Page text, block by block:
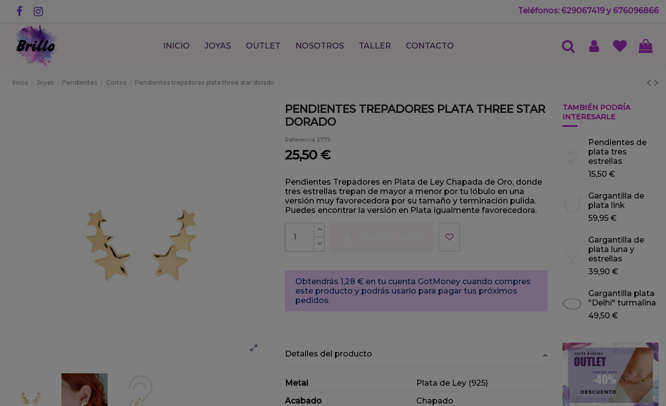
Teléfonos: 629067419 y 676096866
INICIO JOYAS OUTLET NOSOTROS TALLER CONTACTO
Inicio Joyas Pendientes Cortos Pendientes trepadores plata three star dorado
PENDIENTES TREPADORES PLATA THREE STAR
DORADO
Referencia 2773
25,50 €
Pendientes Trepadores en Plata de Ley Chapada de Oro, donde
tres estrellas trepan de mayor a menor por tu lóbulo en una
versión muy favorecedora por su tamaño y terminación pulida.
Puedes encontrar la versión en Plata igualmente favorecedora.
Obtendrás 1,28 € en tu cuenta GotMoney cuando compres
este producto y podrás usarlo para pagar tus próximos
pedidos.
Detalles del producto
Metal
Plata de Ley (925)
Acabado
Chapado
TAMBIÉN PODRÍA
INTERESARLE
Pendientes de
plata tres
estrellas
15,50 €
Gargantilla de
plata link
59,95 €
Gargantilla de
plata luna y
estrellas
39,90 €
Gargantilla plata
"Delhi" turmalina
49,50 €